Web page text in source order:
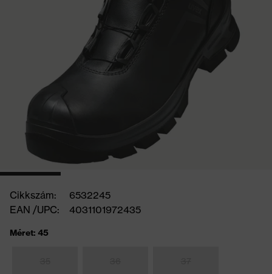
Cikkszám:
6532245
EAN /UPC:
4031101972435
Méret: 45